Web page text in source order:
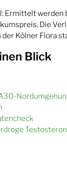
Ermittelt werden
Die
der Kölner Flora
Blick
Testosteron